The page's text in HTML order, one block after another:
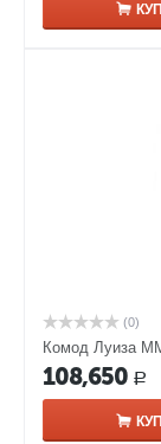
(0)
Комод Луиза
108,650 Р